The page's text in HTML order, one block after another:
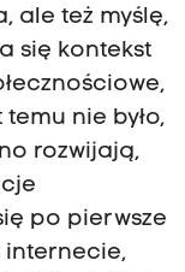
ale też myślę,
się kontekst
nie było,
rozwijają,
po pierwsze
internecie,